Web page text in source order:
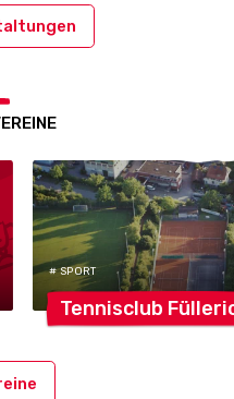
# SPORT
Tennisclub